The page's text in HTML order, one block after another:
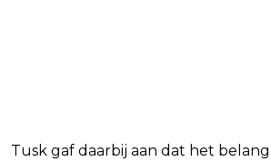
Tusk gaf daarbij aan dat het